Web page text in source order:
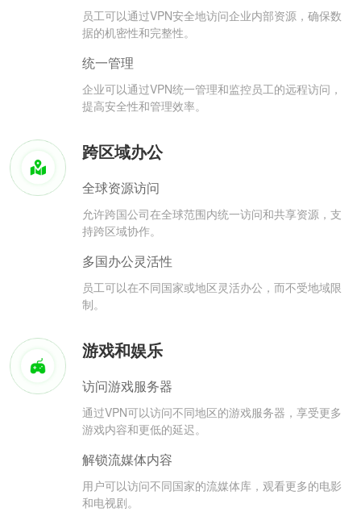
员工可以通过VPN安全地访问企业内部资源，确保数
据的机密性和完整性。
统一管理
企业可以通过VPN统一管理和监控员工的远程访问，
提高安全性和管理效率。
跨区域办公
全球资源访问
允许跨国公司在全球范围内统一访问和共享资源，支
持跨区域协作。
多国办公灵活性
员工可以在不同国家或地区灵活办公，而不受地域限
制。
游戏和娱乐
访问游戏服务器
通过VPN可以访问不同地区的游戏服务器，享受更多
游戏内容和更低的延迟。
解锁流媒体内容
用户可以访问不同国家的流媒体库，观看更多的电影
和电视剧。